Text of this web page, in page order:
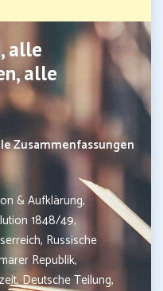
alle
alle
Zusammenfassungen
& Aufklärung,
1848/49,
Russische
Republik,
Deutsche Teilung,